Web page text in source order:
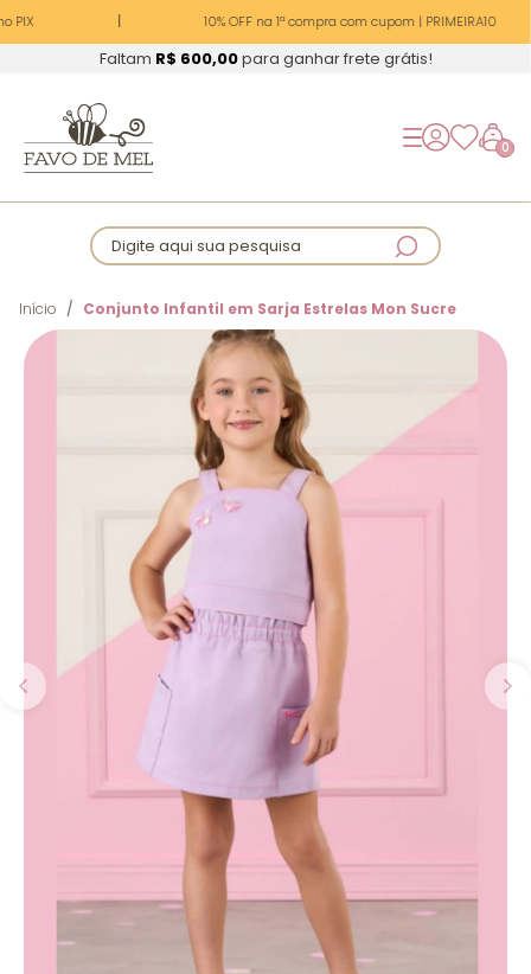
PIX 10% OFF na 1ª compra com cupom | PRIMEIRA10
Faltam R$ 600,00para ganhar frete grátis!
0
Digite aqui sua pesquisa
Início Conjunto Infantil em Sarja Estrelas Mon Sucre